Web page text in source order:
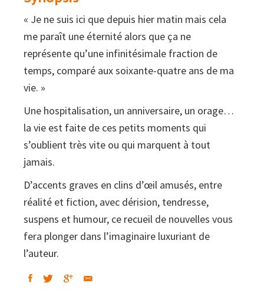
« Je ne suis ici que depuis hier matin mais cela
me paraît une éternité alors que ça ne
représente qu’une infinitésimale fraction de
temps, comparé aux soixante-quatre ans de ma
vie. »
Une hospitalisation, un anniversaire, un orage…
la vie est faite de ces petits moments qui
s’oublient très vite ou qui marquent à tout
jamais.
D’accents graves en clins d’œil amusés, entre
réalité et fiction, avec dérision, tendresse,
suspens et humour, ce recueil de nouvelles vous
fera plonger dans l’imaginaire luxuriant de
l’auteur.